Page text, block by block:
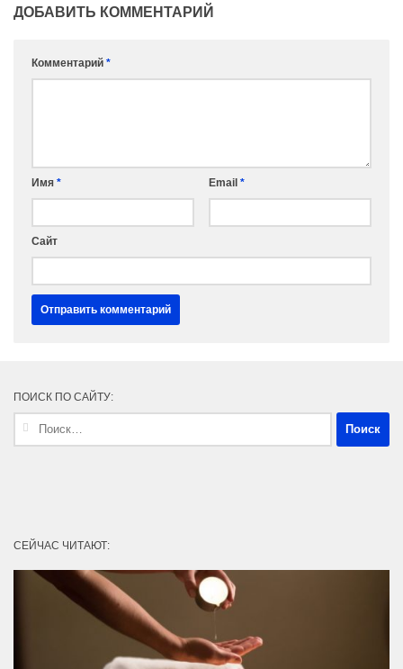
ДОБАВИТЬ КОММЕНТАРИЙ
Комментарий *
Имя * Email *
Сайт
ПОИСК ПО САЙТУ:
Найти:
СЕЙЧАС ЧИТАЮТ: